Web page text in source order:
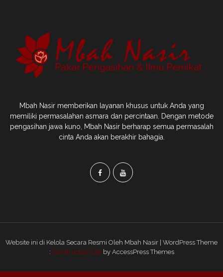
Mbah Nasir memberikan layanan khusus untuk Anda yang
memiliki permasalahan asmara dan percintaan. Dengan metode
pengasihan jawa kuno, Mbah Nasir berharap semua permasalah
cinta Anda akan berakhir bahagia.
Website ini di Kelola Secara Resmi Oleh Mbah Nasir | WordPress Theme
: Construction Liteby AccessPress Themes